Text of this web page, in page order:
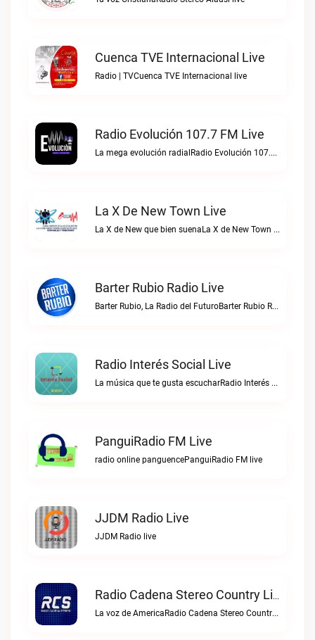
Cuenca TVE Internacional Live
Radio | TVCuenca TVE Internacional live
Radio Evolución 107.7 FM Live
La mega evolución radialRadio Evolución 107.7 FM live
La X De New Town Live
La X de New que bien suenaLa X de New Town live
Barter Rubio Radio Live
Barter Rubio, La Radio del FuturoBarter Rubio Radio live
Radio Interés Social Live
La música que te gusta escucharRadio Interés Social live
PanguiRadio FM Live
radio online panguencePanguiRadio FM live
JJDM Radio Live
JJDM Radio live
Radio Cadena Stereo Country Live
La voz de AmericaRadio Cadena Stereo Country live